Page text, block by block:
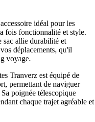
idéal pour les
fois fonctionnalité et style.
sac allie durabilité et
déplacements, qu'il
voyage.
Tranverz est équipé de
permettant de naviguer
poignée télescopique
chaque trajet agréable et